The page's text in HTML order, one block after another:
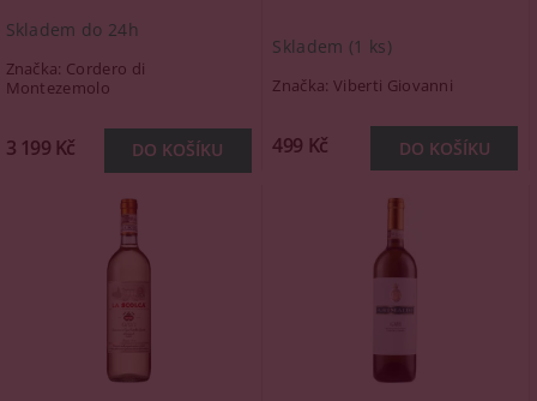
Skladem do 24h
Značka: Cordero di
Montezemolo
3 199 Kč
Skladem (1 ks)
Značka: Viberti Giovanni
499 Kč